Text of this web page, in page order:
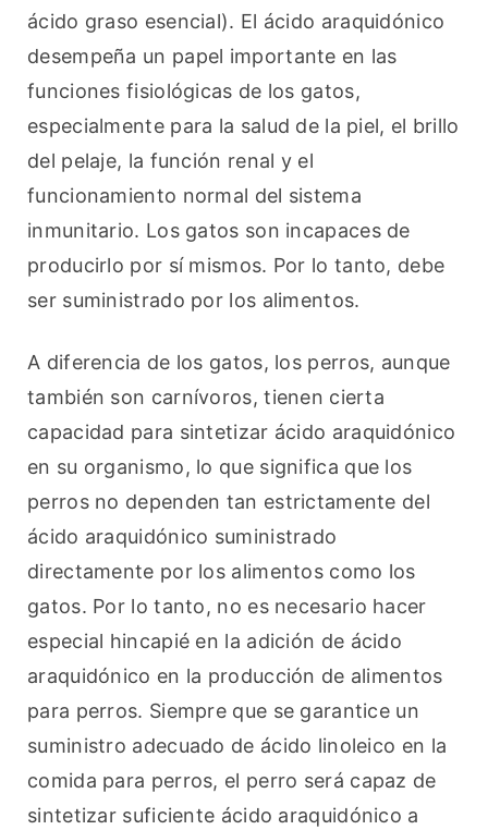
ácido graso esencial). El ácido araquidónico
desempeña un papel importante en las
funciones fisiológicas de los gatos,
especialmente para la salud de la piel, el brillo
del pelaje, la función renal y el
funcionamiento normal del sistema
inmunitario. Los gatos son incapaces de
producirlo por sí mismos. Por lo tanto, debe
ser suministrado por los alimentos.
A diferencia de los gatos, los perros, aunque
también son carnívoros, tienen cierta
capacidad para sintetizar ácido araquidónico
en su organismo, lo que significa que los
perros no dependen tan estrictamente del
ácido araquidónico suministrado
directamente por los alimentos como los
gatos. Por lo tanto, no es necesario hacer
especial hincapié en la adición de ácido
araquidónico en la producción de alimentos
para perros. Siempre que se garantice un
suministro adecuado de ácido linoleico en la
comida para perros, el perro será capaz de
sintetizar suficiente ácido araquidónico a